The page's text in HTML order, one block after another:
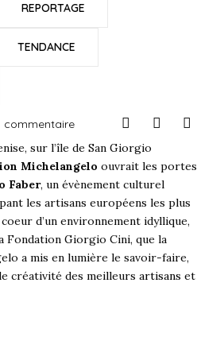
REPORTAGE
TENDANCE
commentaire
sur l’île de San Giorgio
Michelangelo ouvrait les portes
Faber, un évènement culturel
les artisans européens les plus
d’un environnement idyllique,
Fondation Giorgio Cini, que la
a mis en lumière le savoir-faire,
créativité des meilleurs artisans et